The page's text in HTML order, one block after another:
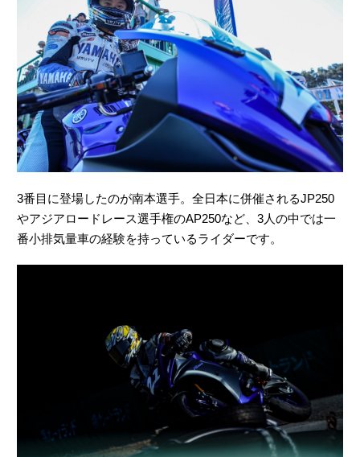
3番目に登場したのが南本選手。全日本に併催されるJP250
やアジアロードレース選手権のAP250など、3人の中では一
番小排気量車の経験を持っているライダーです。